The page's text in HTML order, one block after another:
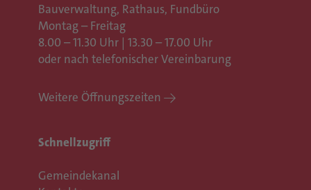
Bauverwaltung, Rathaus, Fundbüro
Montag – Freitag
8.00 – 11.30 Uhr | 13.30 – 17.00 Uhr
oder nach telefonischer Vereinbarung
Weitere Öffnungszeiten
Schnellzugriff
Gemeindekanal